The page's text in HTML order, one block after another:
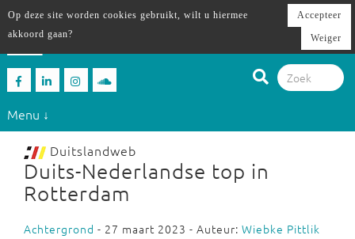
Menu ↓
Duitslandweb
Duits-Nederlandse top in
Rotterdam
Achtergrond - 27 maart 2023 - Auteur: Wiebke Pittlik
Op deze site worden cookies gebruikt, wilt u hiermee
akkoord gaan?
Accepteer
Weiger